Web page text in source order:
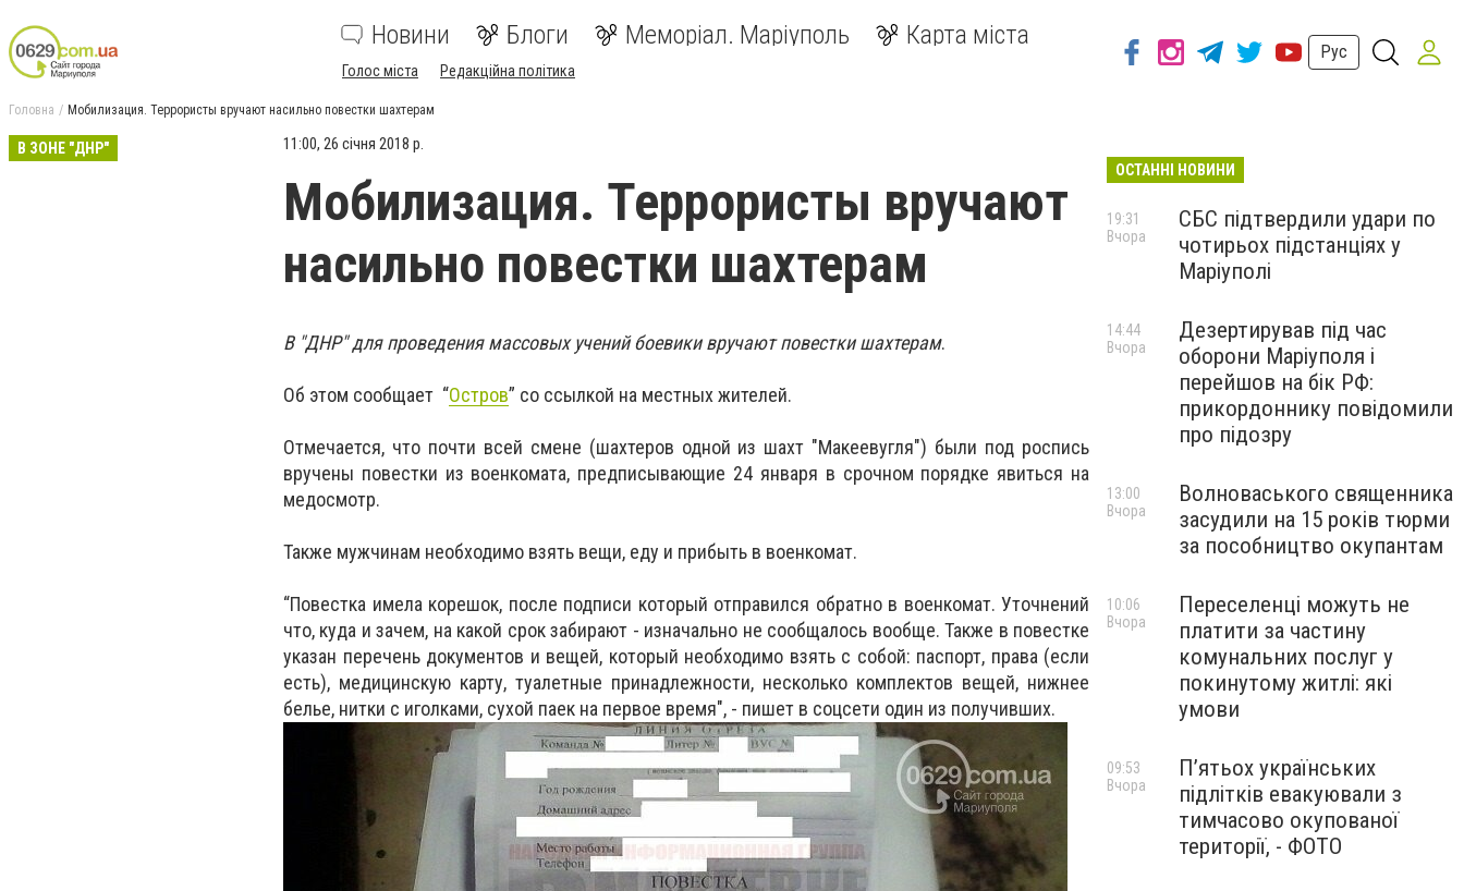
Новини Блоги Меморіал. Маріуполь Карта міста
Голос міста Редакційна політика
Рус
Головна Мобилизация. Террористы вручают насильно повестки шахтерам
В ЗОНЕ "ДНР" 11:00, 26 січня 2018 р.
Мобилизация. Террористы вручают
насильно повестки шахтерам
В "ДНР" для проведения массовых учений боевики вручают повестки шахтерам.
Об этом сообщает “Остров” со ссылкой на местных жителей.
Отмечается, что почти всей смене (шахтеров одной из шахт "Макеевугля") были под роспись
вручены повестки из военкомата, предписывающие 24 января в срочном порядке явиться на
медосмотр.
Также мужчинам необходимо взять вещи, еду и прибыть в военкомат.
“Повестка имела корешок, после подписи который отправился обратно в военкомат. Уточнений
что, куда и зачем, на какой срок забирают - изначально не сообщалось вообще. Также в повестке
указан перечень документов и вещей, который необходимо взять с собой: паспорт, права (если
есть), медицинскую карту, туалетные принадлежности, несколько комплектов вещей, нижнее
белье, нитки с иголками, сухой паек на первое время", - пишет в соцсети один из получивших.
ОСТАННІ НОВИНИ
СБС підтвердили удари по
чотирьох підстанціях у
Маріуполі
19:31
Вчора
Дезертирував під час
оборони Маріуполя і
перейшов на бік РФ:
прикордоннику повідомили
про підозру
14:44
Вчора
Волноваського священника
засудили на 15 років тюрми
за пособництво окупантам
13:00
Вчора
Переселенці можуть не
платити за частину
комунальних послуг у
покинутому житлі: які
умови
10:06
Вчора
П’ятьох українських
підлітків евакуювали з
тимчасово окупованої
території, - ФОТО
09:53
Вчора